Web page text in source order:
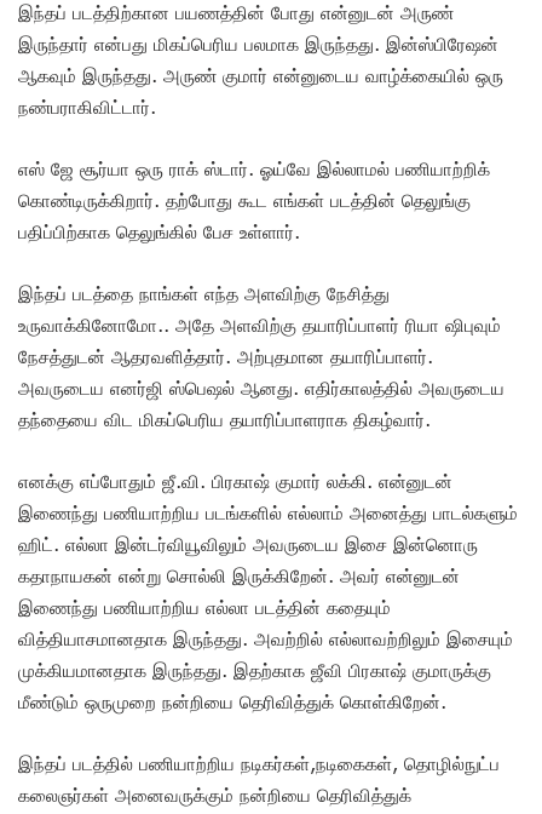
இந்தப் படத்திற்கான பயணத்தின் போது என்னுடன் அருண்
இருந்தார் என்பது மிகப்பெரிய பலமாக இருந்தது.‌ இன்ஸ்பிரேஷன்
ஆகவும் இருந்தது. அருண் குமார் என்னுடைய வாழ்க்கையில் ஒரு
நண்பராகிவிட்டார்.
எஸ் ஜே சூர்யா ஒரு ராக் ஸ்டார். ஓய்வே இல்லாமல் பணியாற்றிக்
கொண்டிருக்கிறார். தற்போது கூட எங்கள் படத்தின் தெலுங்கு
பதிப்பிற்காக தெலுங்கில் பேச உள்ளார்.‌
இந்தப் படத்தை நாங்கள் எந்த அளவிற்கு நேசித்து
உருவாக்கினோமோ.. அதே அளவிற்கு தயாரிப்பாளர் ரியா ஷிபுவும்
நேசத்துடன் ஆதரவளித்தார். அற்புதமான தயாரிப்பாளர்.
அவருடைய எனர்ஜி ஸ்பெஷல் ஆனது. எதிர்காலத்தில் அவருடைய
தந்தையை விட மிகப்பெரிய தயாரிப்பாளராக திகழ்வார்.
எனக்கு எப்போதும் ஜீ.வி. பிரகாஷ் குமார் லக்கி. என்னுடன்
இணைந்து பணியாற்றிய படங்களில் எல்லாம் அனைத்து பாடல்களும்
ஹிட். எல்லா இன்டர்வியூவிலும் அவருடைய இசை இன்னொரு
கதாநாயகன் என்று சொல்லி இருக்கிறேன். அவர் என்னுடன்
இணைந்து பணியாற்றிய எல்லா படத்தின் கதையும்
வித்தியாசமானதாக இருந்தது. அவற்றில் எல்லாவற்றிலும் இசையும்
முக்கியமானதாக இருந்தது. இதற்காக ஜீவி பிரகாஷ் குமாருக்கு
மீண்டும் ஒருமுறை நன்றியை தெரிவித்துக் கொள்கிறேன்.
இந்தப் படத்தில் பணியாற்றிய நடிகர்கள்,நடிகைகள், தொழில்நுட்ப
கலைஞர்கள் அனைவருக்கும் நன்றியை தெரிவித்துக்